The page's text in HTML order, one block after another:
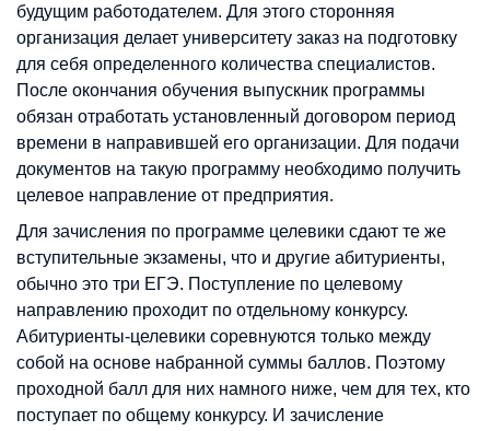
будущим работодателем. Для этого сторонняя
организация делает университету заказ на подготовку
для себя определенного количества специалистов.
После окончания обучения выпускник программы
обязан отработать установленный договором период
времени в направившей его организации. Для подачи
документов на такую программу необходимо получить
целевое направление от предприятия.
Для зачисления по программе целевики сдают те же
вступительные экзамены, что и другие абитуриенты,
обычно это три ЕГЭ. Поступление по целевому
направлению проходит по отдельному конкурсу.
Абитуриенты-целевики соревнуются только между
собой на основе набранной суммы баллов. Поэтому
проходной балл для них намного ниже, чем для тех, кто
поступает по общему конкурсу. И зачисление